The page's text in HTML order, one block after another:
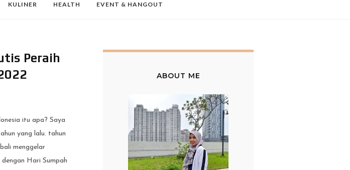
KULINER HEALTH EVENT & HANGOUT
Peraih
itu apa? Saya
yang lalu. tahun
menggelar
Hari Sumpah
ABOUT ME